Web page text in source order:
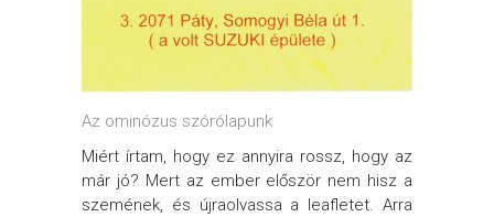
Az ominózus szórólapunk
Miért írtam, hogy ez annyira rossz, hogy az
már jó? Mert az ember először nem hisz a
szemének, és újraolvassa a leafletet. Arra